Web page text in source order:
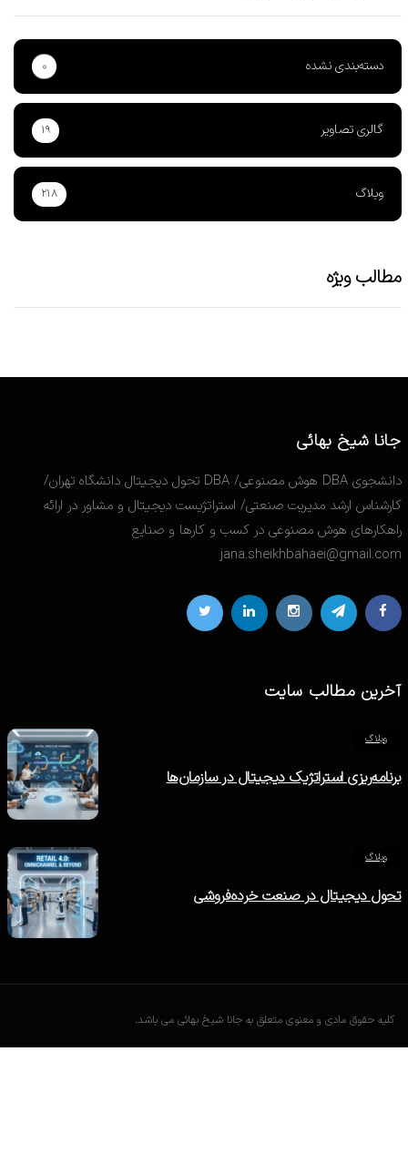
دسته‌بندی نشده
گالری تصاویر ۱۹
وبلاگ ۲۱۸
مطالب ویژه
جانا شیخ بهائی
دانشجوی DBA هوش مصنوعی/ DBA تحول دیجیتال دانشگاه تهران/
کارشناس ارشد مدیریت صنعتی/ استراتژیست دیجیتال و مشاور در ارائه
راهکارهای هوش مصنوعی در کسب و کارها و صنایع
jana.sheikhbahaei@gmail.com
آخرین مطالب سایت
وبلاگ
برنامه‌ریزی استراتژیک دیجیتال در سازمان‌ها
وبلاگ
تحول دیجیتال در صنعت خرده‌فروشی
کلیه حقوق مادی و معنوی متعلق به جانا شیخ بهائی می باشد.